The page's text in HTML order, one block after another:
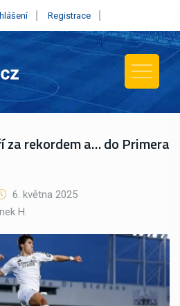
Registrace
za rekordem a… do Primera
6. května 2025
H.